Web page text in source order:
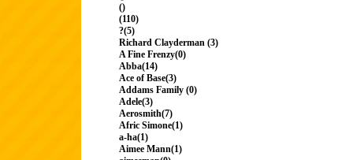
()
(110)
?(5)
Richard Clayderman (3)
A Fine Frenzy(0)
Abba(14)
Ace of Base(3)
Addams Family (0)
Adele(3)
Aerosmith(7)
Afric Simone(1)
a-ha(1)
Aimee Mann(1)